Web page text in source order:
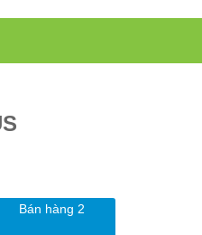
Bán hàng 2